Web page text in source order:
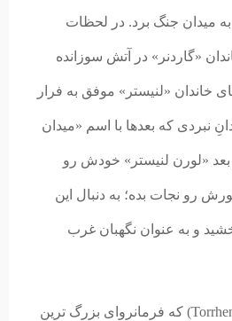
میدان جنگ برد. در لحظات
«گاردنر» در آتش سوزانده
خاندان «لنیستر» موفق به فرار
نبردی که بعدها با اسم «میدان
«لورن لنیستر» خودش رو
رو نجات بده؛ به دنبال این
و به عنوان نگهبان غرب
«تورِن استارک» (Torrhen Stark) که فرمانروای بزرگ ترین